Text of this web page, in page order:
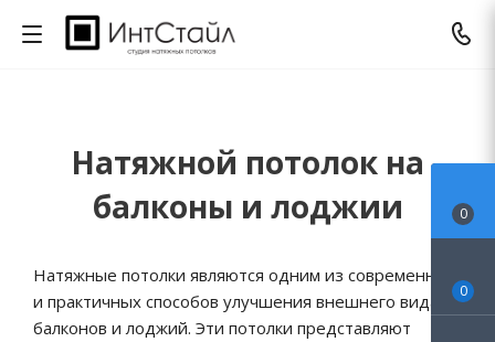
Натяжной потолок на
балконы и лоджии
Натяжные потолки являются одним из современных
и практичных способов улучшения внешнего вида
балконов и лоджий. Эти потолки представляют
0
0